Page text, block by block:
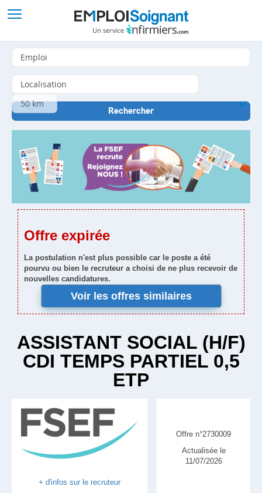
Offre expirée
La postulation n'est plus possible car le poste a été
pourvu ou bien le recruteur a choisi de ne plus recevoir de
nouvelles candidatures.
Voir les offres similaires
ASSISTANT SOCIAL (H/F)
CDI TEMPS PARTIEL 0,5
ETP
+ d'infos sur le recruteur
Offre n°2730009
Actualisée le
11/07/2026